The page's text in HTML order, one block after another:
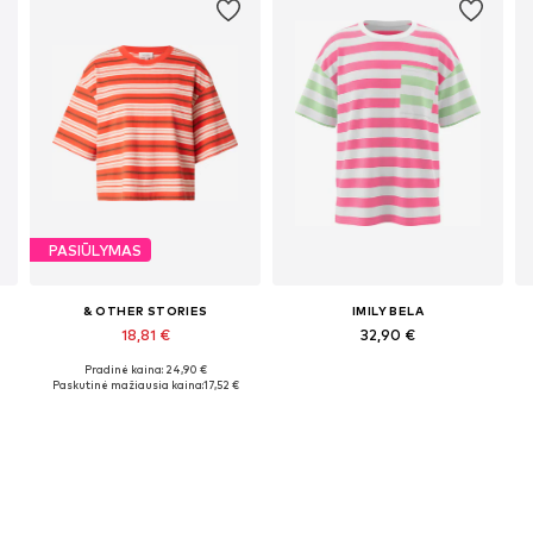
PASIŪLYMAS
& OTHER STORIES
18,81 €
Galimi dydžiai: XS, S, M
Pradinė kaina: 24,90 €
Paskutinė mažiausia kaina:17,52 €
IMILY BELA
32,90 €